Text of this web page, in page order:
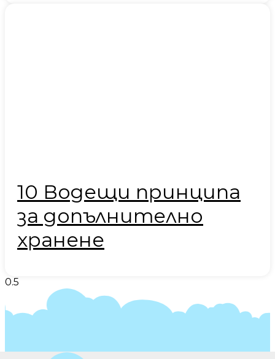
10 Водещи принципа
за допълнително
хранене